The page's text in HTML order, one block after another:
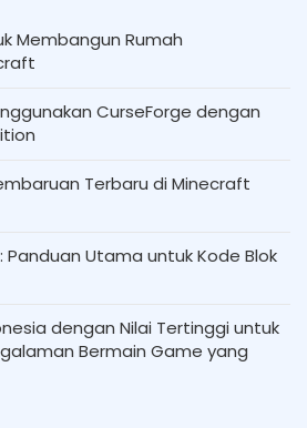
Membangun Rumah
CurseForge dengan
Terbaru di Minecraft
Utama untuk Kode Blok
dengan Nilai Tertinggi untuk
Bermain Game yang